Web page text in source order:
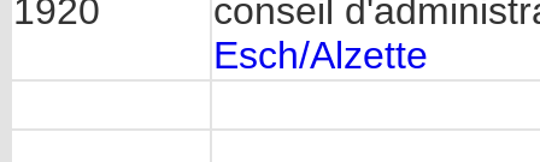
1920
conseil
Esch/Alzette